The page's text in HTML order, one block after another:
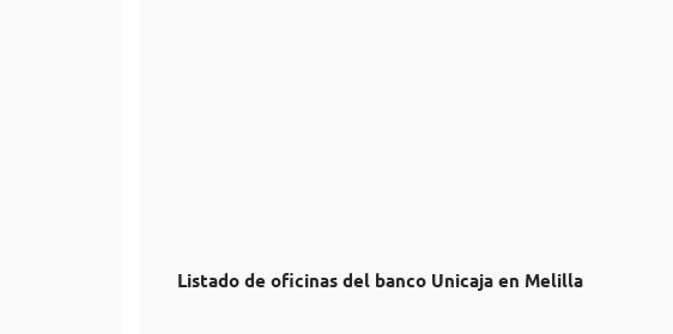
Listado de oficinas del banco Unicaja en Melilla